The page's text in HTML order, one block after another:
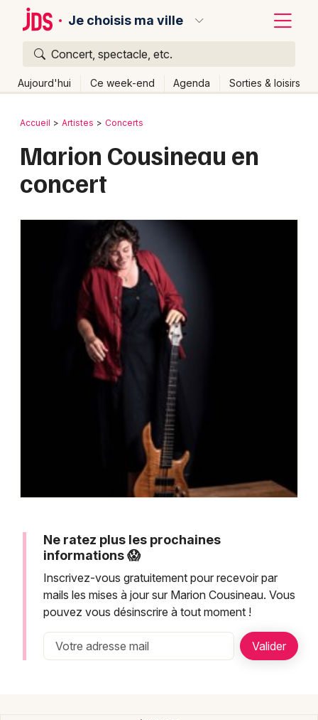
Je choisis ma ville
Concert, spectacle, etc.
Aujourd'hui Ce week-end Agenda Sorties & loisirs
Publier un événement
Activité & Expérience
Manifestations
Foires & salons
Spectacles
Sorties & loisirs
Newsletter des sorties
Bordeaux
Colmar
Montpellier
Toutes les villes
Retour
Accueil Artistes Concerts
Marion Cousineau en
concert
Ne ratez plus les prochaines
informations 😱
Inscrivez-vous gratuitement pour recevoir par
mails les mises à jour sur Marion Cousineau. Vous
pouvez vous désinscrire à tout moment !
Quoi ?
Où ?
Quand ?
Aujourd'hui
Demain